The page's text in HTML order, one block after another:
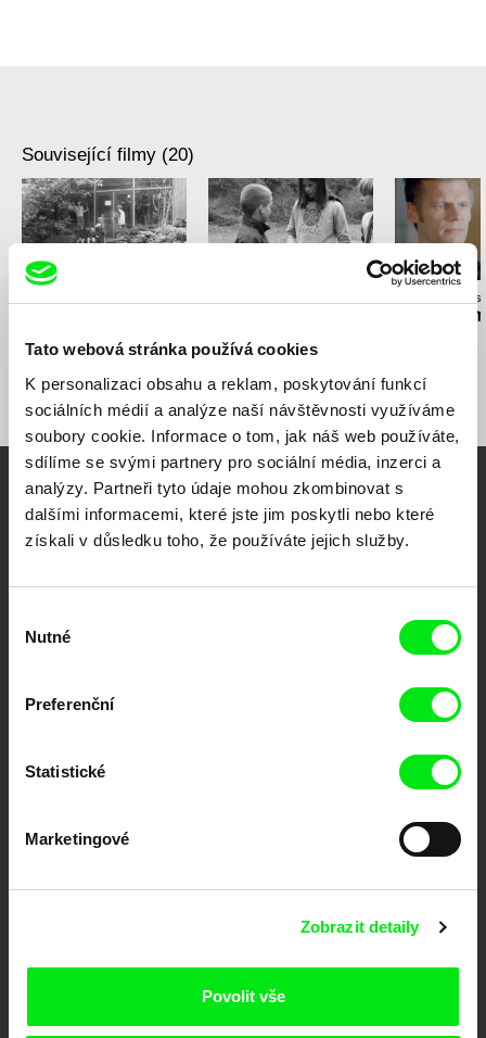
Tato webová stránka používá cookies
K personalizaci obsahu a reklam, poskytování funkcí
sociálních médií a analýze naší návštěvnosti využíváme
soubory cookie. Informace o tom, jak náš web používáte,
sdílíme se svými partnery pro sociální média, inzerci a
analýzy. Partneři tyto údaje mohou zkombinovat s
dalšími informacemi, které jste jim poskytli nebo které
získali v důsledku toho, že používáte jejich služby.
souhlasu
Nutné
Preferenční
Statistické
Marketingové
Zobrazit detaily
Povolit vše
Související filmy (20)
Ragnheiður
Time and
Vaše online
dokumentární kino
Portál DAFilms.cz je výsledkem tvůrčí spolupráce 7 klíčových evropských
festivalů dokumentárního filmu sdružených do Doc Alliance. Naším cílem je
posouvat hranice dokumentárního filmu, propagovat jeho rozmanitost a
Against Gravity